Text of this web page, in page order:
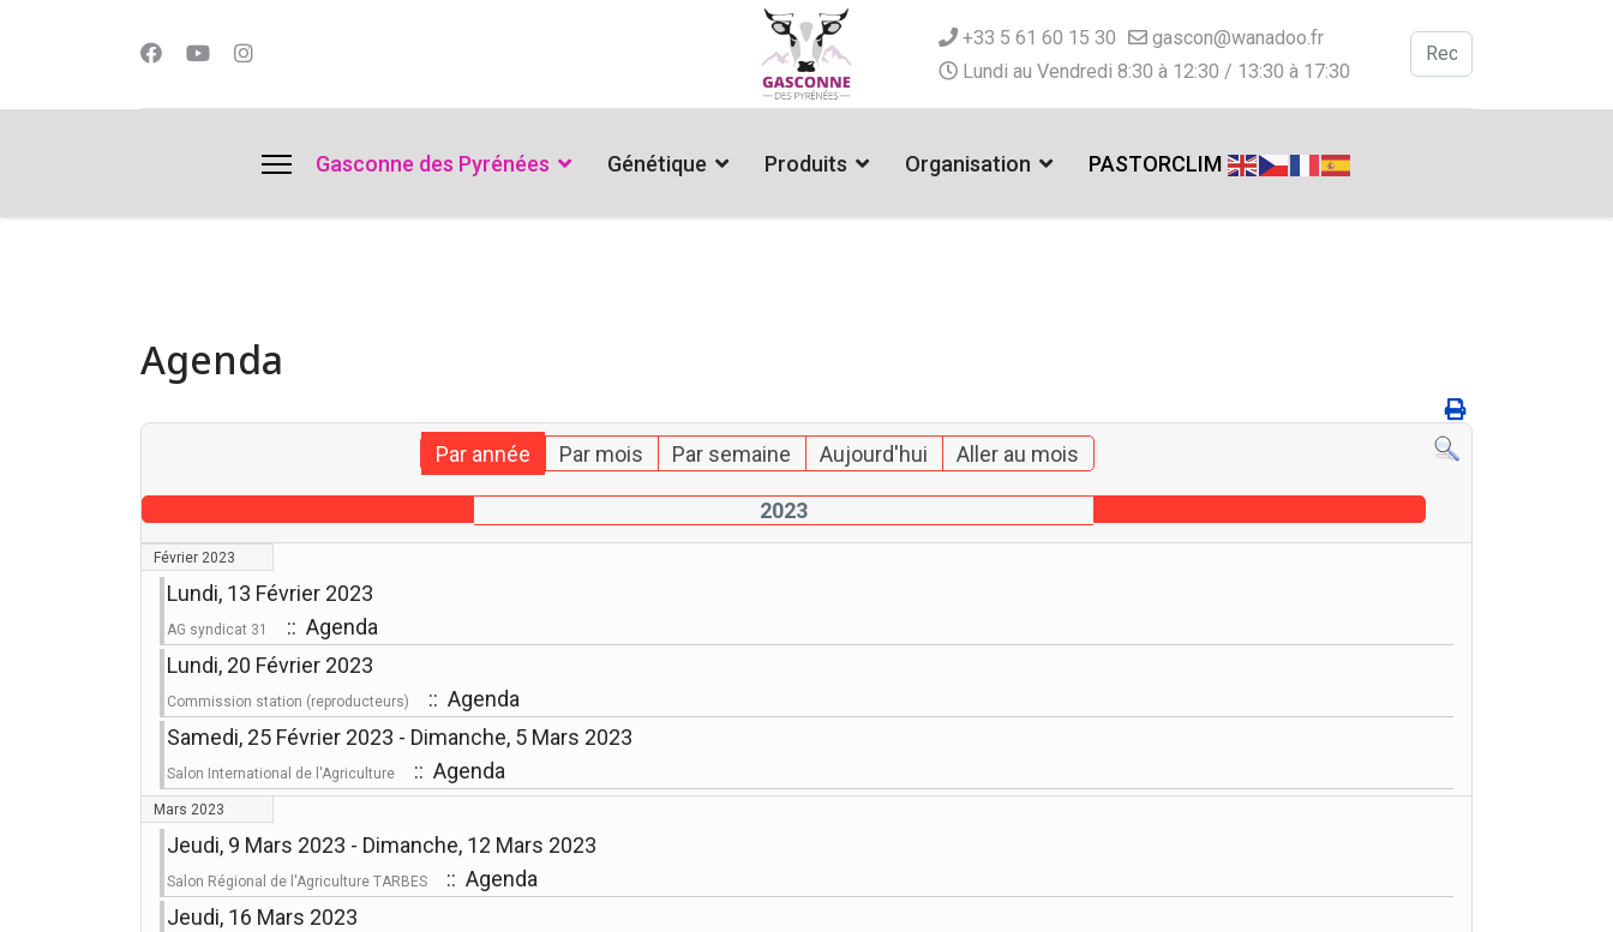
+33 5 61 60 15 30
gascon@wanadoo.fr
Lundi au Vendredi 8:30 à 12:30 / 13:30 à 17:30
Valider
Gasconne des Pyrénées Génétique Produits Organisation PASTORCLIM
Agenda
Par année Par mois Par semaine Aujourd'hui Aller au mois
2023
Février 2023
Lundi, 13 Février 2023
AG syndicat 31
:: Agenda
Lundi, 20 Février 2023
Commission station (reproducteurs)
:: Agenda
Samedi, 25 Février 2023 - Dimanche, 5 Mars 2023
Salon International de l'Agriculture :: Agenda
Mars 2023
Jeudi, 9 Mars 2023 - Dimanche, 12 Mars 2023
Salon Régional de l'Agriculture TARBES
:: Agenda
Jeudi, 16 Mars 2023